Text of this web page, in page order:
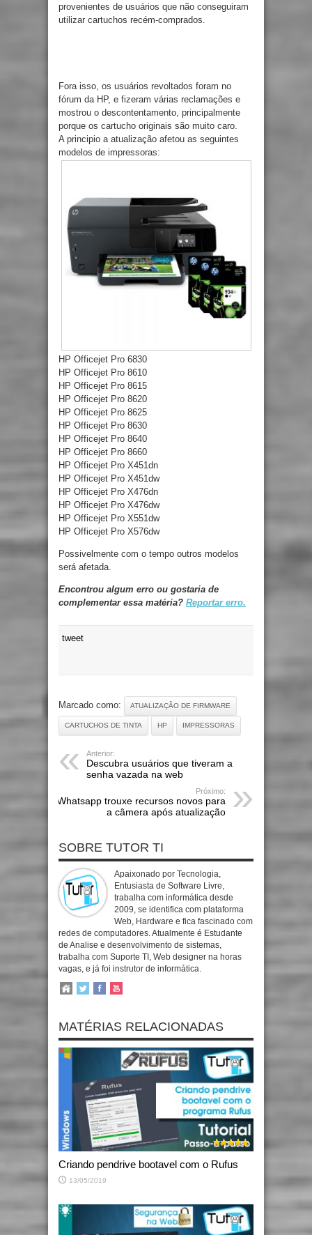
provenientes de usuários que não conseguiram
utilizar cartuchos recém-comprados.
Fora isso, os usuários revoltados foram no
fórum da HP, e fizeram várias reclamações e
mostrou o descontentamento, principalmente
porque os cartucho originais são muito caro.
A principio a atualização afetou as seguintes
modelos de impressoras:
HP Officejet Pro 6830
HP Officejet Pro 8610
HP Officejet Pro 8615
HP Officejet Pro 8620
HP Officejet Pro 8625
HP Officejet Pro 8630
HP Officejet Pro 8640
HP Officejet Pro 8660
HP Officejet Pro X451dn
HP Officejet Pro X451dw
HP Officejet Pro X476dn
HP Officejet Pro X476dw
HP Officejet Pro X551dw
HP Officejet Pro X576dw
Possivelmente com o tempo outros modelos
será afetada.
Encontrou algum erro ou gostaria de
complementar essa matéria? Reportar erro.
tweet
Marcado como: ATUALIZAÇÃO DE FIRMWARE
CARTUCHOS DE TINTA HP IMPRESSORAS
Anterior:
Descubra usuários que tiveram a
senha vazada na web
Próximo:
Whatsapp trouxe recursos novos para
a câmera após atualização
SOBRE TUTOR TI
Apaixonado por Tecnologia,
Entusiasta de Software Livre,
trabalha com informática desde
2009, se identifica com plataforma
Web, Hardware e fica fascinado com
redes de computadores. Atualmente é Estudante
de Analise e desenvolvimento de sistemas,
trabalha com Suporte TI, Web designer na horas
vagas, e já foi instrutor de informática.
MATÉRIAS RELACIONADAS
Criando pendrive bootavel com o Rufus
13/05/2019